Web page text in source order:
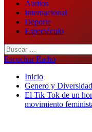
Audios
Internacional
Deporte
Espectáculo
Buscar:
Escuchar Radio
Inicio
Genero y Diversidad
El Tik Tok de un
movimiento